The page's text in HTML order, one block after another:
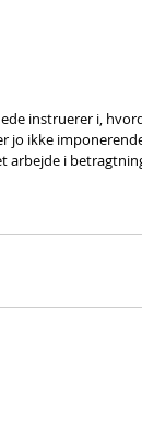
instruerer i,
jo ikke
arbejde i